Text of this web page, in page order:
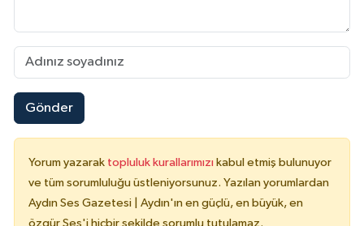
Gönder
Yorum yazarak topluluk kurallarımızı kabul etmiş bulunuyor
ve tüm sorumluluğu üstleniyorsunuz. Yazılan yorumlardan
Aydın Ses Gazetesi | Aydın'ın en güçlü, en büyük, en
özgür Ses'i hiçbir şekilde sorumlu tutulamaz.